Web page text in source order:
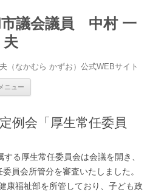
議会議員 中村 一
夫
（なかむら かずお）公式WEBサイト
メニュー
例会「厚生常任委員
る厚生常任委員会は会議を開き、
員会所管分を審査いたしました。
康福祉部を所管しており、子ども政